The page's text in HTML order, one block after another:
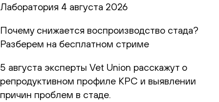
Лаборатория 4 августа 2026
Почему снижается воспроизводство стада?
Разберем на бесплатном стриме
5 августа эксперты Vet Union расскажут о
репродуктивном профиле КРС и выявлении
причин проблем в стаде.